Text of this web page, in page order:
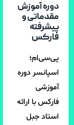
دوره آموزش
مقدماتی و
پیشرفته
فارکس
پی‌سی‌ام؛
اسپانسر دوره
آموزشی
فارکس با ارائه
استاد جبل